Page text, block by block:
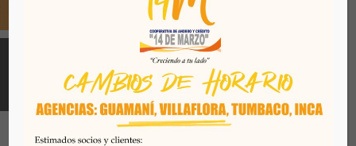
Todos los derechos reservados. Se prohibe el uso o
reproducción del mismo sin autorización. COAC 14 DE
MARZO, 2026. Quito - Ecuador
Desarrollado por